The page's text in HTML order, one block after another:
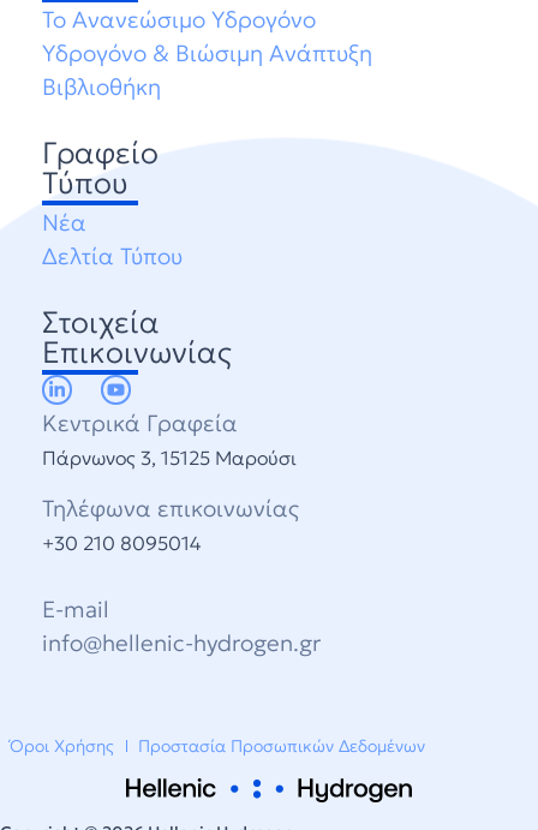
Γραφείο
Τύπου
Νέα
Δελτία Τύπου
Στοιχεία
Επικοινωνίας
Κεντρικά Γραφεία
Πάρνωνος 3, 15125 Μαρούσι
Τηλέφωνα επικοινωνίας
+30 210 8095014
E-mail
info@hellenic-hydrogen.gr
Το Ανανεώσιμο Υδρογόνο
Υδρογόνο & Βιώσιμη Ανάπτυξη
Βιβλιοθήκη
Όροι Χρήσης Προστασία Προσωπικών Δεδομένων